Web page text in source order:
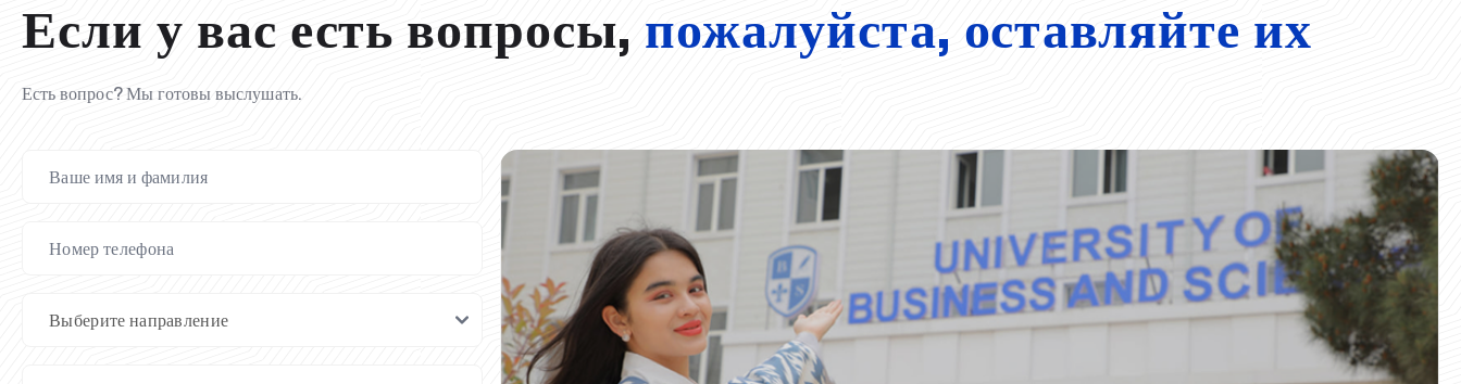
Если у вас есть вопросы, пожалуйста, оставляйте их
Есть вопрос? Мы готовы выслушать.